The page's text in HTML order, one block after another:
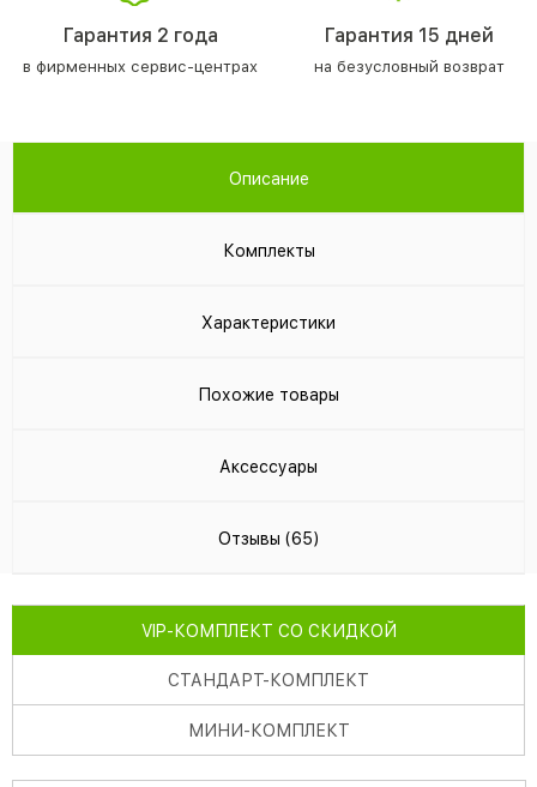
Гарантия 2 года
в фирменных сервис-центрах
Гарантия 15 дней
на безусловный возврат
Описание
Комплекты
Характеристики
Похожие товары
Аксессуары
Отзывы (65)
VIP-КОМПЛЕКТ СО СКИДКОЙ
СТАНДАРТ-КОМПЛЕКТ
МИНИ-КОМПЛЕКТ